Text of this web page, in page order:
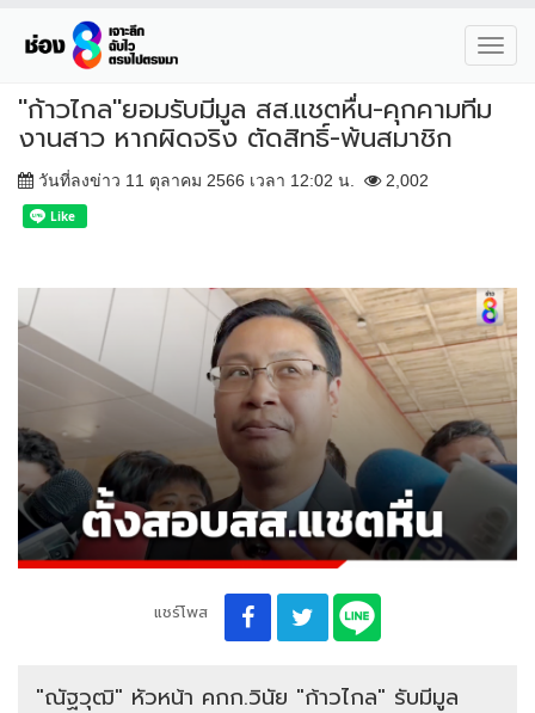
"ก้าวไกล"ยอมรับมีมูล สส.แชตหื่น-คุกคามทีม
งานสาว หากผิดจริง ตัดสิทธิ์-พ้นสมาชิก
วันที่ลงข่าว 11 ตุลาคม 2566 เวลา 12:02 น. 2,002
แชร์โพส
"ณัฐวุฒิ" หัวหน้า คกก.วินัย "ก้าวไกล" รับมีมูล